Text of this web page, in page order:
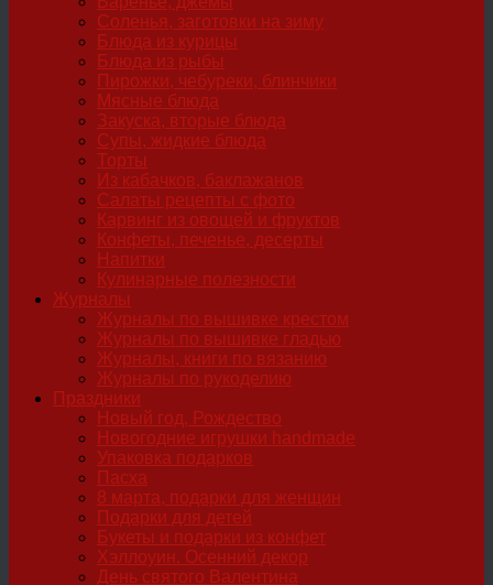
Соленья, заготовки на зиму
Блюда из курицы
Блюда из рыбы
Пирожки, чебуреки, блинчики
Мясные блюда
Закуска, вторые блюда
Супы, жидкие блюда
Торты
Из кабачков, баклажанов
Салаты рецепты с фото
Карвинг из овощей и фруктов
Конфеты, печенье, десерты
Напитки
Кулинарные полезности
Журналы
Журналы по вышивке крестом
Журналы по вышивке гладью
Журналы, книги по вязанию
Журналы по рукоделию
Праздники
Новый год, Рождество
Новогодние игрушки handmade
Упаковка подарков
Пасха
8 марта, подарки для женщин
Подарки для детей
Букеты и подарки из конфет
Хэллоуин. Осенний декор
День святого Валентина